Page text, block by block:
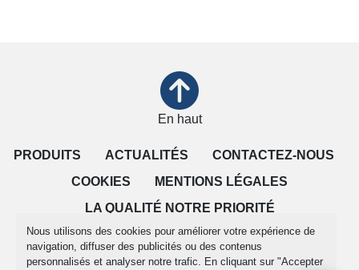
Nous utilisons des cookies pour améliorer votre expérience de
navigation, diffuser des publicités ou des contenus
personnalisés et analyser notre trafic. En cliquant sur "Accepter
PRODUITS ACTUALITÉS
CONTACTEZ-NOUS
COOKIES
MENTIONS LÉGALES
LA QUALITÉ NOTRE PRIORITÉ
CONDITIONS DE VENTE
En haut